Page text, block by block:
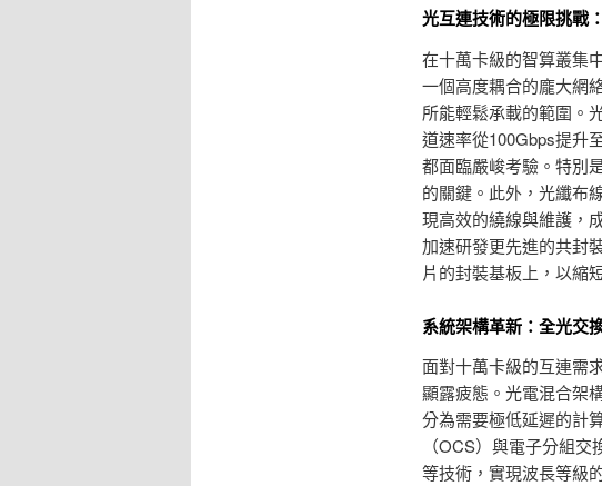
光互連技術的極限挑戰
在十萬卡級的智算叢集
一個高度耦合的龐大網
所能輕鬆承載的範圍。
道速率從100Gbps提升
都面臨嚴峻考驗。特別
的關鍵。此外，光纖布
現高效的繞線與維護，
加速研發更先進的共封
片的封裝基板上，以縮
系統架構革新：全光交
面對十萬卡級的互連需
顯露疲態。光電混合架
分為需要極低延遲的計
（OCS）與電子分組
等技術，實現波長等級